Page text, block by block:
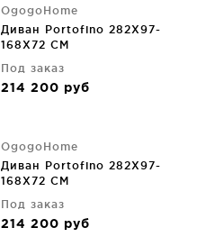
OgogoHome
Диван Portofino 282X97-
168X72 CM
Под заказ
214 200 руб
OgogoHome
Диван Portofino 282X97-
168X72 CM
Под заказ
214 200 руб